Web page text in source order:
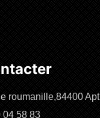
roumanille,84400 Apt
04 58 83